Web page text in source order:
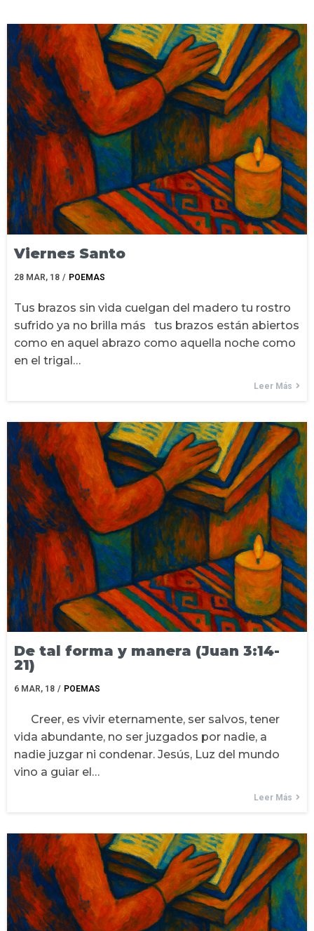
Viernes Santo
28 MAR, 18 / POEMAS
Tus brazos sin vida cuelgan del madero tu rostro
sufrido ya no brilla más tus brazos están abiertos
como en aquel abrazo como aquella noche como
en el trigal…
Leer Más
De tal forma y manera (Juan 3:14-
21)
6 MAR, 18 / POEMAS
Creer, es vivir eternamente, ser salvos, tener
vida abundante, no ser juzgados por nadie, a
nadie juzgar ni condenar. Jesús, Luz del mundo
vino a guiar el…
Leer Más